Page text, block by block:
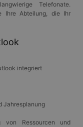
Telefonate.
Ihre Abteilung, die Ihr
integriert
Jahresplanung
von Ressourcen und